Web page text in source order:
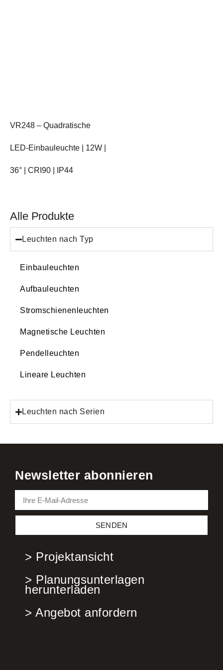
Alle Produkte
Leuchten nach Typ
Einbauleuchten
Aufbauleuchten
Stromschienenleuchten
Magnetische Leuchten
Pendelleuchten
Lineare Leuchten
Leuchten nach Serien
VR248 – Quadratische
LED-Einbauleuchte | 12W |
36° | CRI90 | IP44
Newsletter abonnieren
SENDEN
> Projektansicht
> Planungsunterlagen
herunterladen
> Angebot anfordern